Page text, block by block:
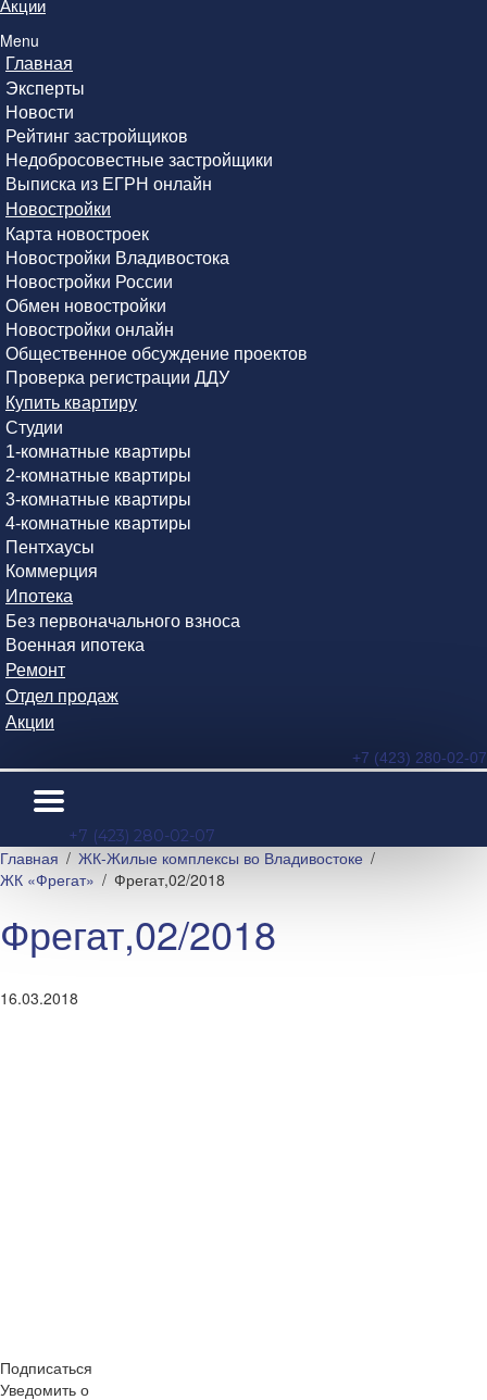
Акции
Menu
Главная
Эксперты
Новости
Рейтинг застройщиков
Недобросовестные застройщики
Выписка из ЕГРН онлайн
Новостройки
Карта новостроек
Новостройки Владивостока
Новостройки России
Обмен новостройки
Новостройки онлайн
Общественное обсуждение проектов
Проверка регистрации ДДУ
Купить квартиру
Студии
1-комнатные квартиры
2-комнатные квартиры
3-комнатные квартиры
4-комнатные квартиры
Пентхаусы
Коммерция
Ипотека
Без первоначального взноса
Военная ипотека
Ремонт
Отдел продаж
Акции
+7 (423) 280-02-07
+7 (423) 280-02-07
Главная
ЖК-Жилые комплексы во Владивостоке
ЖК «Фрегат»
Фрегат,02/2018
Фрегат,02/2018
16.03.2018
Подписаться
Уведомить о